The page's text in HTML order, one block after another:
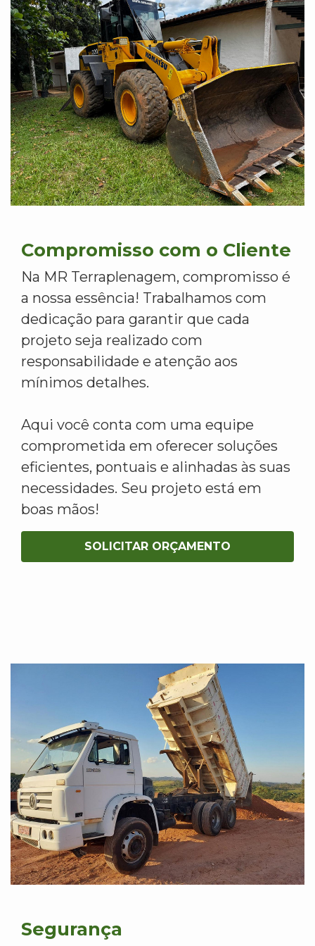
Compromisso com o Cliente
Na MR Terraplenagem, compromisso é
a nossa essência! Trabalhamos com
dedicação para garantir que cada
projeto seja realizado com
responsabilidade e atenção aos
mínimos detalhes.
Aqui você conta com uma equipe
comprometida em oferecer soluções
eficientes, pontuais e alinhadas às suas
necessidades. Seu projeto está em
boas mãos!
SOLICITAR ORÇAMENTO
Segurança